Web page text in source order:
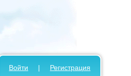
Войти | Регистрация